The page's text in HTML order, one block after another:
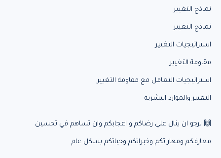
نماذج التغيير
نماذج التغيير
استراتيجيات التغيير
مقاومة التغيير
استراتيجيات التعامل مع مقاومة التغيير
التغيير والموارد البشرية
🙌 نرجو ان ينال علي رضاكم و اعجابكم وان تساهم في تحسين
معارفكم ومهاراتكم وخبراتكم وحياتكم بشكل عام